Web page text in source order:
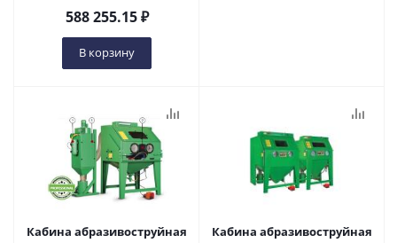
588 255.15₽
В корзину
Кабина абразивоструйная
Кабина абразивоструйная